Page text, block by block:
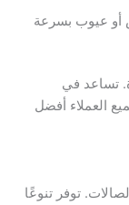
أو عيوب بسرعة
تساعد في
العملاء أفضل
توفر تنوعًا